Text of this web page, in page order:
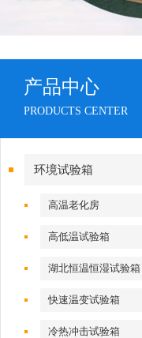
产品中心
PRODUCTS CENTER
环境试验箱
高温老化房
高低温试验箱
湖北恒温恒湿试验箱
快速温变试验箱
冷热冲击试验箱